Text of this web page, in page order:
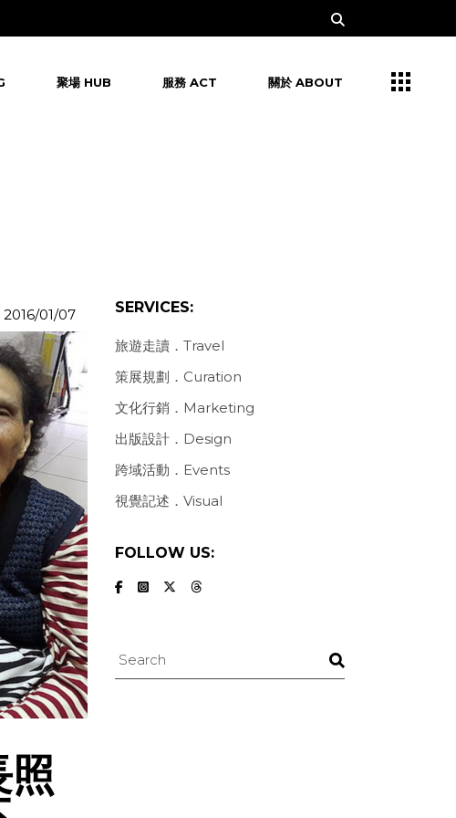
聚場 HUB 服務 ACT 關於 ABOUT
2016/01/07 SERVICES:
旅遊走讀．Travel
策展規劃．Curation
文化行銷．Marketing
出版設計．Design
跨域活動．Events
視覺記述．Visual
FOLLOW US:
Search